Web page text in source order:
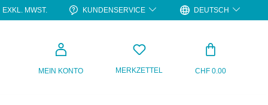
EXKL. MWST. KUNDENSERVICE DEUTSCH
MEIN KONTO MERKZETTEL CHF 0.00